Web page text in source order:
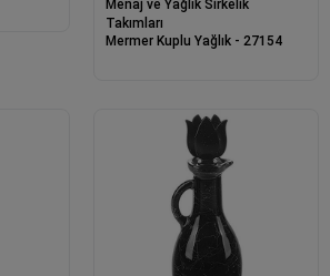
Menaj ve Yağlık Sirkelik
Takımları
Mermer Kuplu Yağlık - 27154